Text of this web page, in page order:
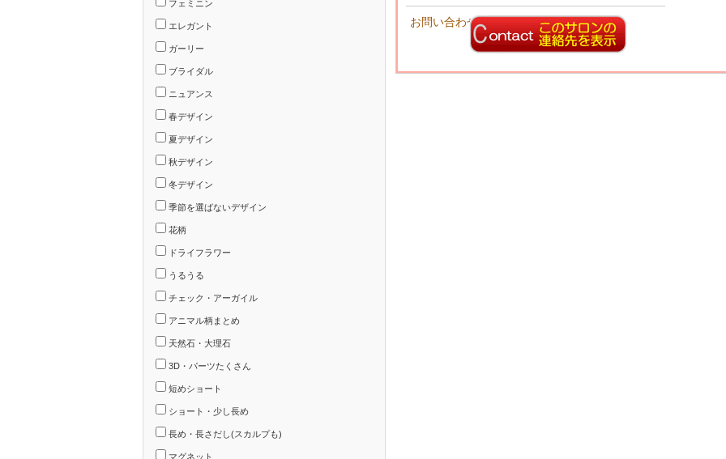
お問い合わせ先
フェミニン
エレガント
ガーリー
ブライダル
ニュアンス
春デザイン
夏デザイン
秋デザイン
冬デザイン
季節を選ばないデザイン
花柄
ドライフラワー
うるうる
チェック・アーガイル
アニマル柄まとめ
天然石・大理石
3D・パーツたくさん
短めショート
ショート・少し長め
長め・長さだし(スカルプも)
マグネット